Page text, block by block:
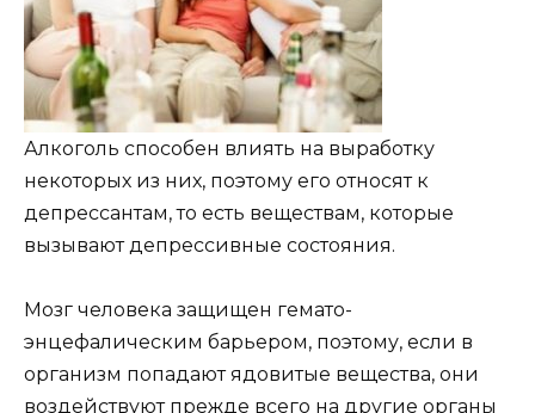
Алкоголь способен влиять на выработку
некоторых из них, поэтому его относят к
депрессантам, то есть веществам, которые
вызывают депрессивные состояния.
Мозг человека защищен гемато-
энцефалическим барьером, поэтому, если в
организм попадают ядовитые вещества, они
воздействуют прежде всего на другие органы